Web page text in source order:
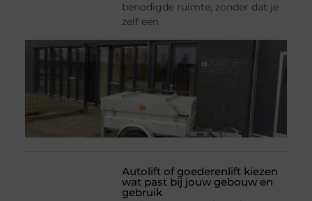
benodigde ruimte, zonder dat je
zelf een
Autolift of goederenlift kiezen
wat past bij jouw gebouw en
gebruik